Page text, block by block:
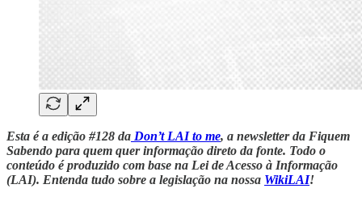
Esta é a edição #128 da Don’t LAI to me, a newsletter da Fiquem
Sabendo para quem quer informação direto da fonte. Todo o
conteúdo é produzido com base na Lei de Acesso à Informação
(LAI). Entenda tudo sobre a legislação na nossa WikiLAI!